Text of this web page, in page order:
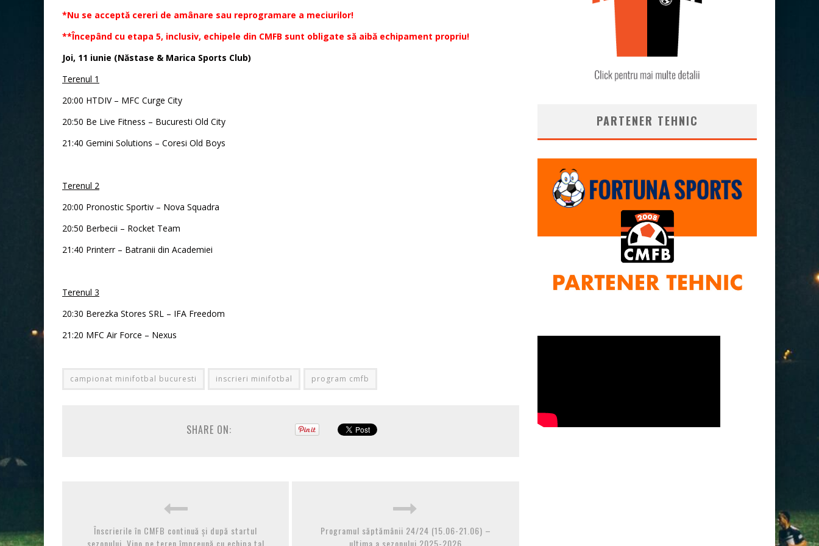
*Nu se acceptă cereri de amânare sau reprogramare a meciurilor!
**Începând cu etapa 5, inclusiv, echipele din CMFB sunt obligate să aibă echipament propriu!
Joi, 11 iunie (Năstase & Marica Sports Club)
Terenul 1
20:00 HTDIV – MFC Curge City
20:50 Be Live Fitness – Bucuresti Old City
21:40 Gemini Solutions – Coresi Old Boys
Terenul 2
20:00 Pronostic Sportiv – Nova Squadra
20:50 Berbecii – Rocket Team
21:40 Printerr – Batranii din Academiei
Terenul 3
20:30 Berezka Stores SRL – IFA Freedom
21:20 MFC Air Force – Nexus
campionat minifotbal bucuresti inscrieri minifotbal program cmfb
SHARE ON:
Înscrierile în CMFB continuă și după startul
sezonului. Vino pe teren împreună cu echipa ta!
Programul săptămânii 24/24 (15.06-21.06) –
ultima a sezonului 2025-2026
PARTENER TEHNIC